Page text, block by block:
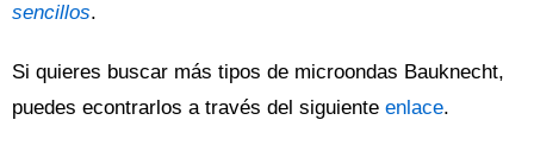
sencillos.
Si quieres buscar más tipos de microondas Bauknecht,
puedes econtrarlos a través del siguiente enlace.